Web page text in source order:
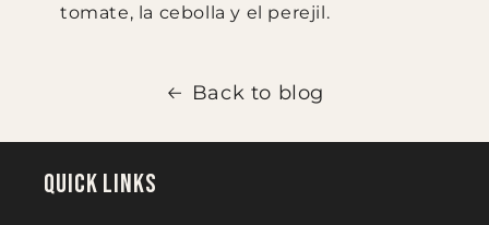
tomate, la cebolla y el perejil.
Back to blog
Quick links